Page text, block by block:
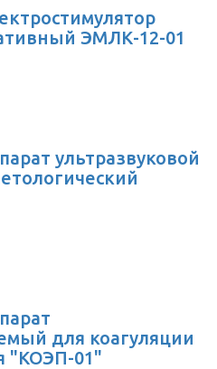
ЭМЛК-12-01
ультразвуковой
для коагуляции
"КОЭП-01"